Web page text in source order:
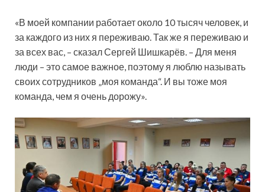
«В моей компании работает около 10 тысяч человек, и
за каждого из них я переживаю. Так же я переживаю и
за всех вас, – сказал Сергей Шишкарёв. – Для меня
люди – это самое важное, поэтому я люблю называть
своих сотрудников „моя команда“. И вы тоже моя
команда, чем я очень дорожу».